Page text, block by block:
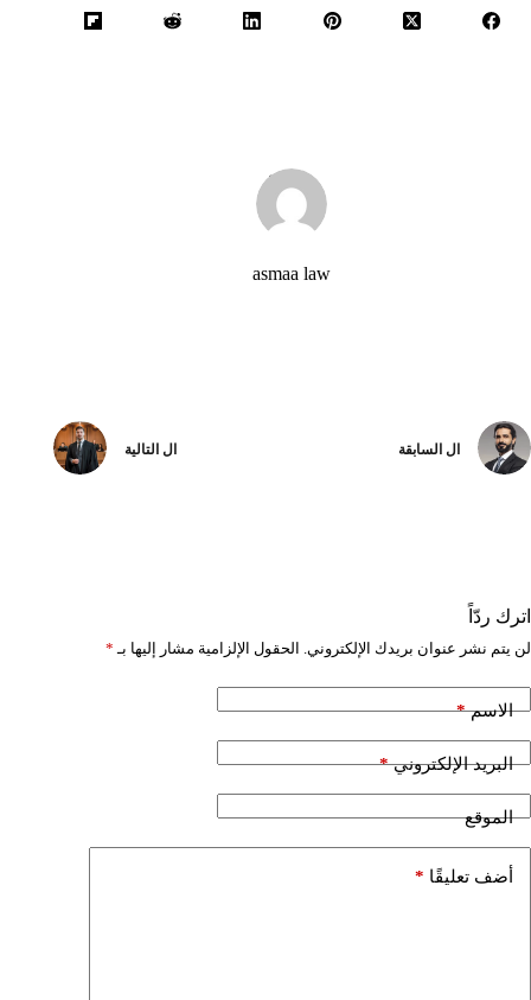
asmaa law
ال السابقة ال التالية
اترك ردّاً
لن يتم نشر عنوان بريدك الإلكتروني. الحقول الإلزامية مشار إليها بـ *
الاسم*
البريد الإلكتروني*
الموقع
أضف تعليقًا *